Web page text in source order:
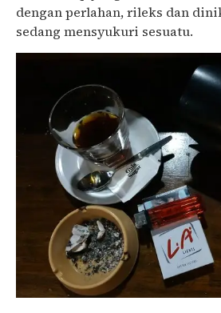
dengan perlahan, rileks dan
sedang mensyukuri sesuatu.